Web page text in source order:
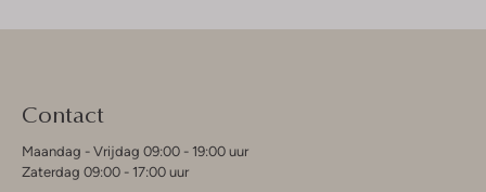
Contact
Maandag - Vrijdag 09:00 - 19:00 uur
Zaterdag 09:00 - 17:00 uur